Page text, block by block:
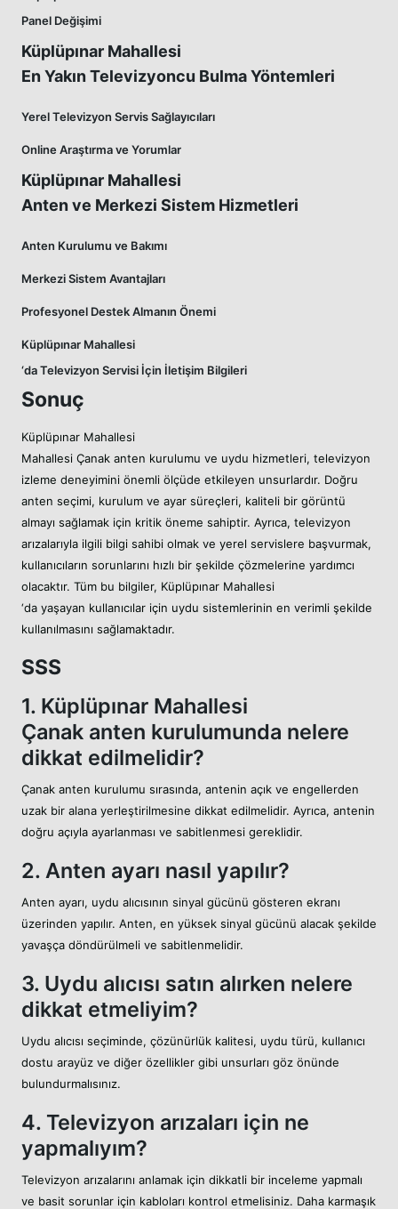
Panel Değişimi
Küplüpınar Mahallesi
En Yakın Televizyoncu Bulma Yöntemleri
Yerel Televizyon Servis Sağlayıcıları
Online Araştırma ve Yorumlar
Küplüpınar Mahallesi
Anten ve Merkezi Sistem Hizmetleri
Anten Kurulumu ve Bakımı
Merkezi Sistem Avantajları
Profesyonel Destek Almanın Önemi
Küplüpınar Mahallesi
‘da Televizyon Servisi İçin İletişim Bilgileri
Sonuç
Küplüpınar Mahallesi
Mahallesi Çanak anten kurulumu ve uydu hizmetleri, televizyon
izleme deneyimini önemli ölçüde etkileyen unsurlardır. Doğru
anten seçimi, kurulum ve ayar süreçleri, kaliteli bir görüntü
almayı sağlamak için kritik öneme sahiptir. Ayrıca, televizyon
arızalarıyla ilgili bilgi sahibi olmak ve yerel servislere başvurmak,
kullanıcıların sorunlarını hızlı bir şekilde çözmelerine yardımcı
olacaktır. Tüm bu bilgiler, Küplüpınar Mahallesi
‘da yaşayan kullanıcılar için uydu sistemlerinin en verimli şekilde
kullanılmasını sağlamaktadır.
SSS
1. Küplüpınar Mahallesi
Çanak anten kurulumunda nelere
dikkat edilmelidir?
Çanak anten kurulumu sırasında, antenin açık ve engellerden
uzak bir alana yerleştirilmesine dikkat edilmelidir. Ayrıca, antenin
doğru açıyla ayarlanması ve sabitlenmesi gereklidir.
2. Anten ayarı nasıl yapılır?
Anten ayarı, uydu alıcısının sinyal gücünü gösteren ekranı
üzerinden yapılır. Anten, en yüksek sinyal gücünü alacak şekilde
yavaşça döndürülmeli ve sabitlenmelidir.
3. Uydu alıcısı satın alırken nelere
dikkat etmeliyim?
Uydu alıcısı seçiminde, çözünürlük kalitesi, uydu türü, kullanıcı
dostu arayüz ve diğer özellikler gibi unsurları göz önünde
bulundurmalısınız.
4. Televizyon arızaları için ne
yapmalıyım?
Televizyon arızalarını anlamak için dikkatli bir inceleme yapmalı
ve basit sorunlar için kabloları kontrol etmelisiniz. Daha karmaşık